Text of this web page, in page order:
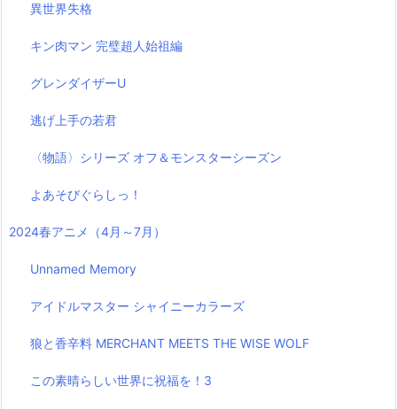
異世界失格
キン肉マン 完璧超人始祖編
グレンダイザーU
逃げ上手の若君
〈物語〉シリーズ オフ＆モンスターシーズン
よあそびぐらしっ！
2024春アニメ（4月～7月）
Unnamed Memory
アイドルマスター シャイニーカラーズ
狼と香辛料 MERCHANT MEETS THE WISE WOLF
この素晴らしい世界に祝福を！3